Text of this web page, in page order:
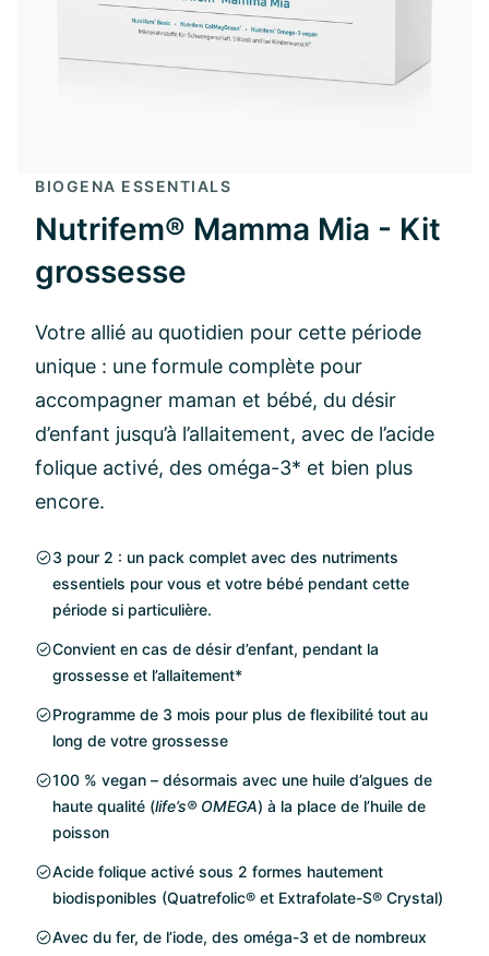
BIOGENA ESSENTIALS
Nutrifem® Mamma Mia - Kit
grossesse
Votre allié au quotidien pour cette période
unique : une formule complète pour
accompagner maman et bébé, du désir
d’enfant jusqu’à l’allaitement, avec de l’acide
folique activé, des oméga-3* et bien plus
encore.
3 pour 2 : un pack complet avec des nutriments
essentiels pour vous et votre bébé pendant cette
période si particulière.
Convient en cas de désir d’enfant, pendant la
grossesse et l’allaitement*
Programme de 3 mois pour plus de flexibilité tout au
long de votre grossesse
100 % vegan – désormais avec une huile d’algues de
haute qualité (life’s® OMEGA) à la place de l’huile de
poisson
Acide folique activé sous 2 formes hautement
biodisponibles (Quatrefolic® et Extrafolate-S® Crystal)
Avec du fer, de l’iode, des oméga-3 et de nombreux